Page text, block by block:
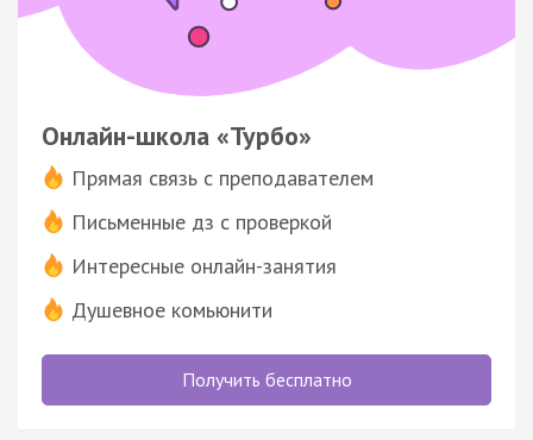
Онлайн-школа «Турбо»
Прямая связь с преподавателем
Письменные дз с проверкой
Интересные онлайн-занятия
Душевное комьюнити
Получить бесплатно